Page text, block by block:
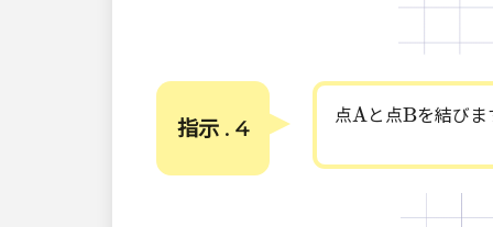
指示 . 4 点A
Aと点B
Bを結びま